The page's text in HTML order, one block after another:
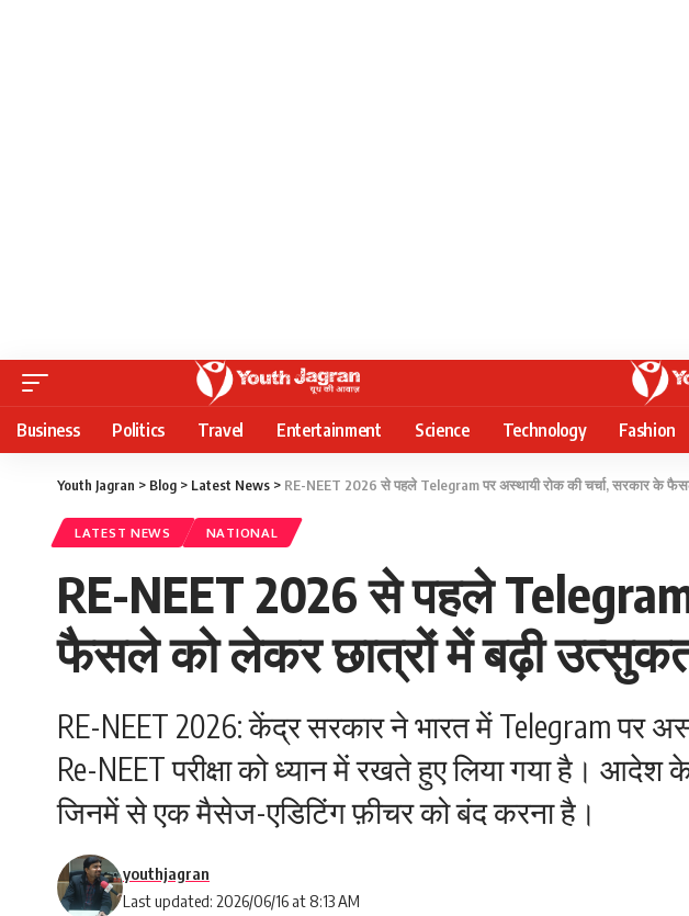
Business Politics Travel Entertainment Science Technology Fashion
Youth Jagran > Blog > Latest News > RE-NEET 2026 से पहले Telegram पर अस्थायी रोक की चर्चा, सरकार के
LATEST NEWS NATIONAL
RE-NEET 2026 से पहले
फैसले को लेकर छात्रों में बढ़ी
RE-NEET 2026: केंद्र सरकार ने भारत में Telegram पर
Re-NEET परीक्षा को ध्यान में रखते हुए लिया गया है। आदेश
जिनमें से एक मैसेज-एडिटिंग फ़ीचर को बंद करना है।
Last updated: 2026/06/16 at 8:13 AM
youthjagran